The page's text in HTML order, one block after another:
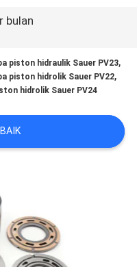
bulan
piston hidraulik Sauer PV23,
piston hidrolik Sauer PV22,
hidrolik Sauer PV24